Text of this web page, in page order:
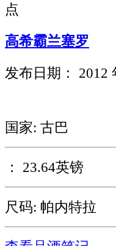
点
高希霸兰塞罗
发布日期： 2012
国家: 古巴
： 23.64英镑
尺码: 帕内特拉